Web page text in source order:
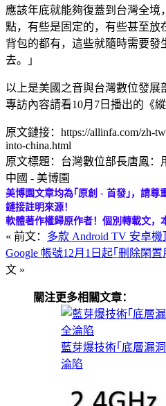
應該年底就能夠復蓋到台灣全境
點，有些是固定的，有些甚至放
背包的都有，這些就隨時需要發
去。｣
以上是美國之音與台灣數位發
專訪內容請看10月7日播出的《
原文鏈接：https://allinfa.com/zh-
into-china.html
原文標題：台灣數位部長唐鳳
中國 - 美博園
美博園文章均為｢原創 - 首發｣，請尊
鏈接註明來源！
軟體著作權歸原作者！個別轉載文，
« 前文： 多款 Android TV 安卓機
Google 帳號12月1日起｢刪除閑
文 »
關注更多相關文章：
藍芽爆技術｢底層漏
淪陷